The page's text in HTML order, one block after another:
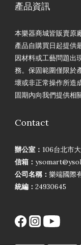
產品資訊
本樂器商城皆販賣原
產品自購買日起提供
因材料或工藝問題出
務。保固範圍僅限於
壞或非正常操作所造
固期內向我們提供相
Contact
辦公室： 106台北市
信箱：
公司名稱： 樂端國際
統編： 24930645